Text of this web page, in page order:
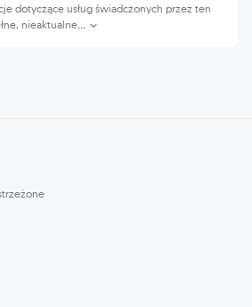
dotyczące usług świadczonych przez ten
nieaktualne